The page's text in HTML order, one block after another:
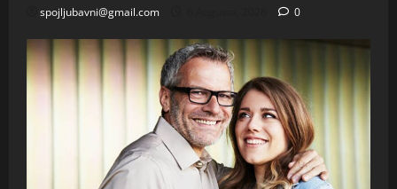
spojljubavni@gmail.com 0